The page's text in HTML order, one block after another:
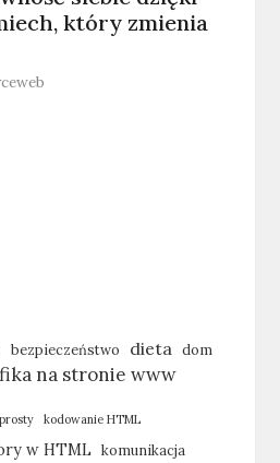
który zmienia
bezpieczeństwo dieta dom
na stronie www
kodowanie HTML
w HTML komunikacja